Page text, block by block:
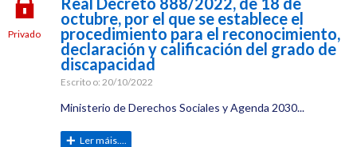
Privado
octubre, por el que se establece el
procedimiento para el reconocimiento,
declaración y calificación del grado de
discapacidad
Escrito o: 20/10/2022
Ministerio de Derechos Sociales y Agenda 2030...
Ler máis....